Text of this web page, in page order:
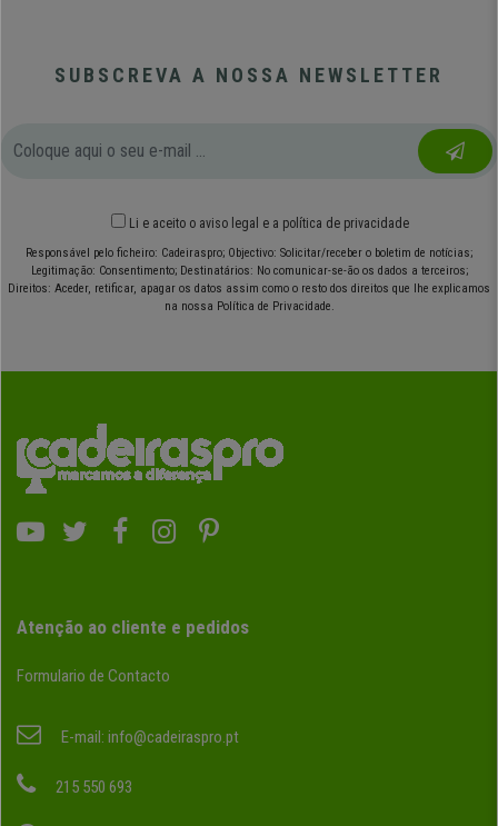
SUBSCREVA A NOSSA NEWSLETTER
Li e aceito o aviso legal e a política de privacidade
Responsável pelo ficheiro: Cadeiraspro; Objectivo: Solicitar/receber o boletim de notícias;
Legitimação: Consentimento; Destinatários: No comunicar-se-ão os dados a terceiros;
Direitos: Aceder, retificar, apagar os datos assim como o resto dos direitos que lhe explicamos
na nossa Política de Privacidade.
Atenção ao cliente e pedidos
Formulario de Contacto
E-mail: info@cadeiraspro.pt
215 550 693